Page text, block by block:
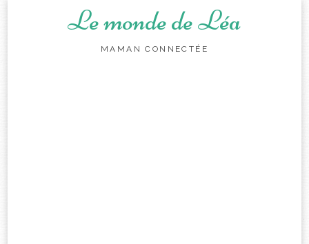
Le monde de Léa
MAMAN CONNECTÉE